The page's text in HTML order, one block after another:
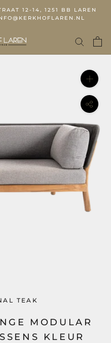
12-14, 1251 BB LAREN
TEAK
MODULAR
KLEUR